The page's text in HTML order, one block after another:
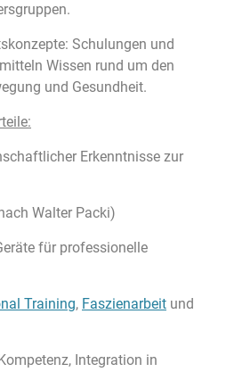
Schulungen und
Wissen rund um den
und Gesundheit.
Erkenntnisse zur
Walter Packi)
für professionelle
Training, Faszienarbeit und
Integration in